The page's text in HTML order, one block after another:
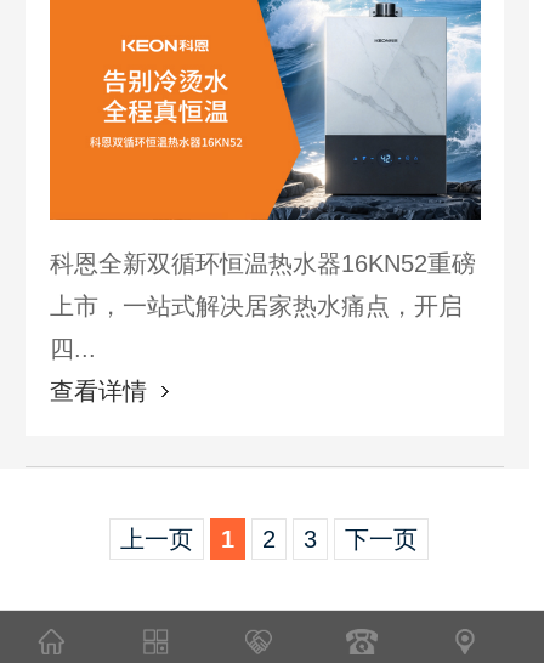
科恩全新双循环恒温热水器16KN52重磅
上市，一站式解决居家热水痛点，开启
四...
查看详情
上一页 1 2 3 下一页